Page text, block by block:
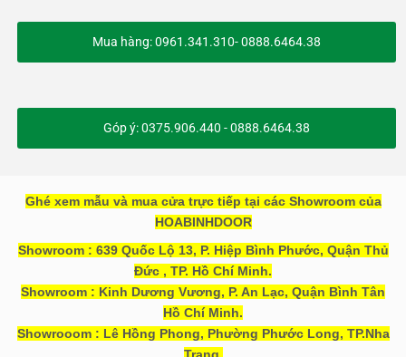
Mua hàng: 0961.341.310- 0888.6464.38
Góp ý: 0375.906.440 - 0888.6464.38
Ghé xem mẫu và mua cửa trực tiếp tại các Showroom của
HOABINHDOOR
Showroom : 639 Quốc Lộ 13, P. Hiệp Bình Phước, Quận Thủ
Đức , TP. Hồ Chí Minh.
Showroom : Kinh Dương Vương, P. An Lạc, Quận Bình Tân
Hồ Chí Minh.
Showrooom : Lê Hồng Phong, Phường Phước Long, TP.Nha
Trang.